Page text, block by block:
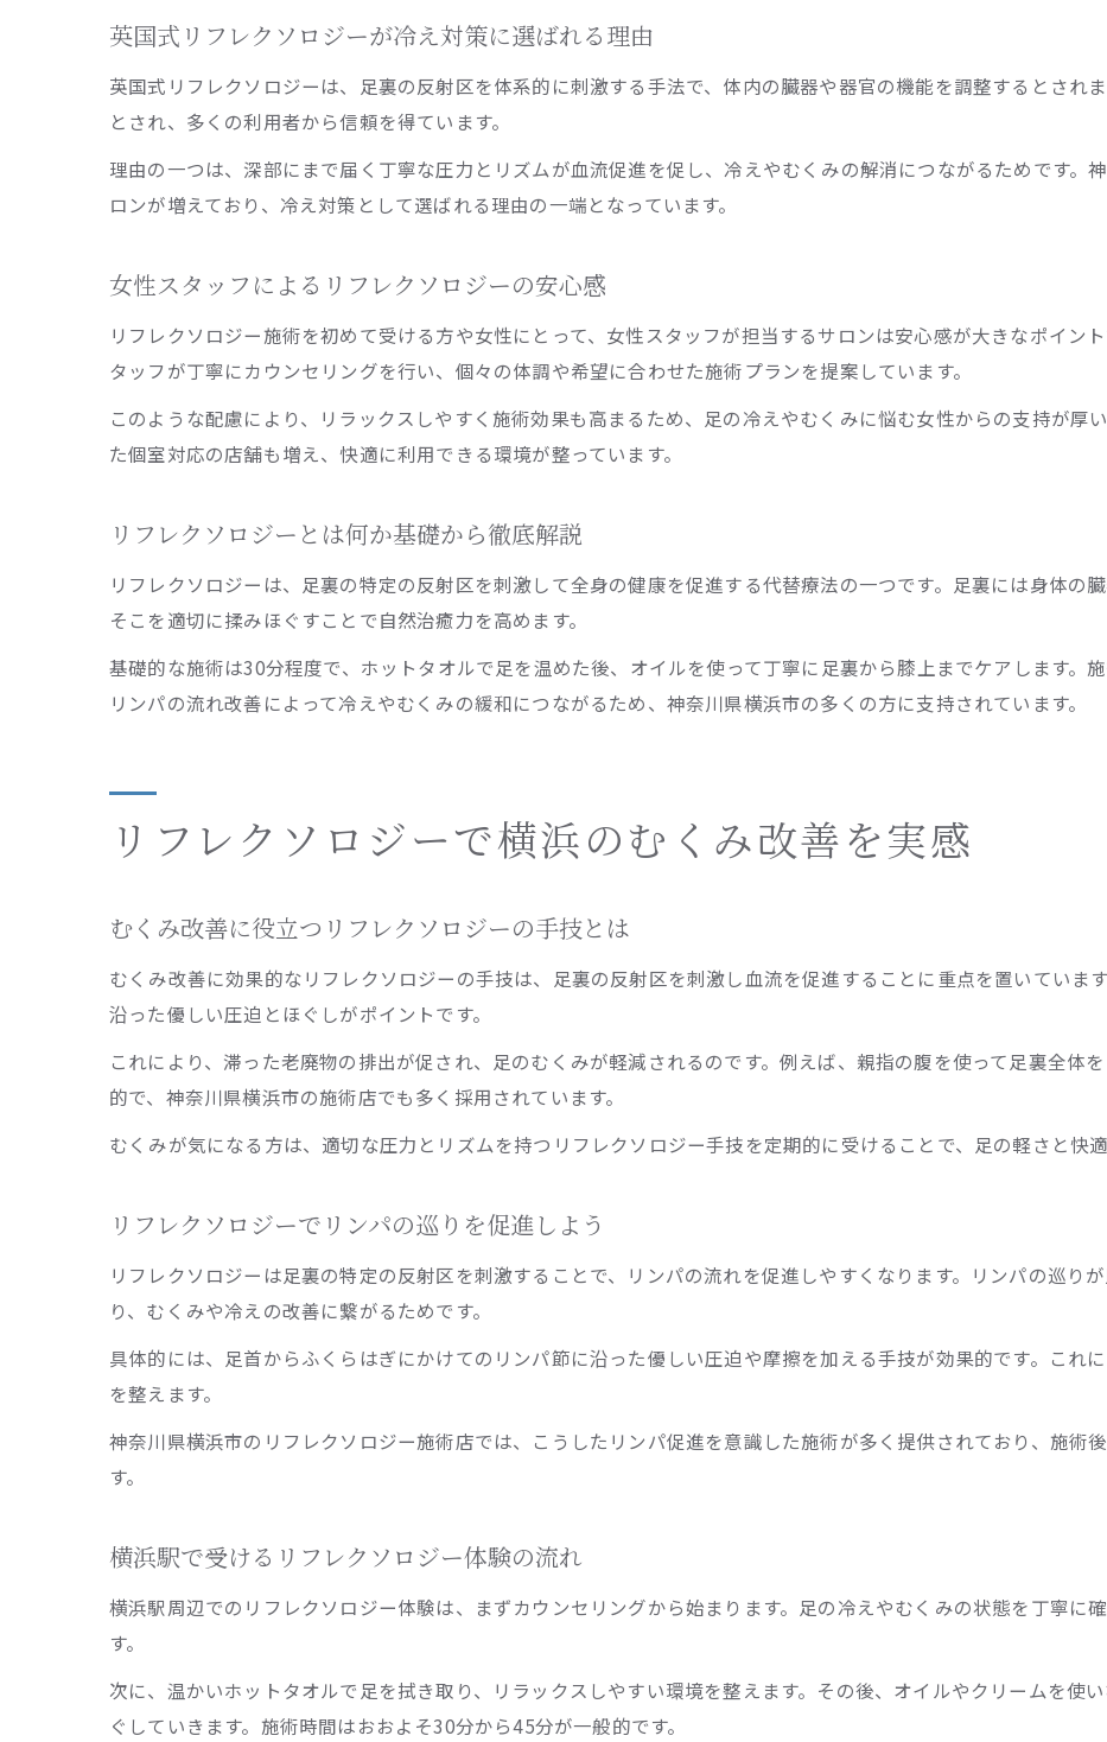
リフレクソロジーとマッサージの違いを知る
横浜駅で人気のリフレクソロジーの施術内容
もみほぐしとリフレクソロジーの違いを徹底比較
リフレクソロジーが女性に人気の理由を解説
英国式リフレクソロジーと他施術の特徴比較
自分に合ったリフレクソロジー施術の見極め方
初めてでも安心なリフレクソロジー体験ガイド
リフレクソロジー初体験でも安心のポイント
横浜駅でリフレクソロジーを受ける際の流れ
リフレクソロジーの効果を高める事前準備
英国式リフレクソロジーが冷え対策に選ばれる理由
英国式リフレクソロジーは、足裏の反射区を体系的に刺激する手法で、体内の臓器や器官の機能を調整するとされ
とされ、多くの利用者から信頼を得ています。
理由の一つは、深部にまで届く丁寧な圧力とリズムが血流促進を促し、冷えやむくみの解消につながるためです。
ロンが増えており、冷え対策として選ばれる理由の一端となっています。
女性スタッフによるリフレクソロジーの安心感
リフレクソロジー施術を初めて受ける方や女性にとって、女性スタッフが担当するサロンは安心感が大きなポイン
タッフが丁寧にカウンセリングを行い、個々の体調や希望に合わせた施術プランを提案しています。
このような配慮により、リラックスしやすく施術効果も高まるため、足の冷えやむくみに悩む女性からの支持が厚
た個室対応の店舗も増え、快適に利用できる環境が整っています。
リフレクソロジーとは何か基礎から徹底解説
リフレクソロジーは、足裏の特定の反射区を刺激して全身の健康を促進する代替療法の一つです。足裏には身体の
そこを適切に揉みほぐすことで自然治癒力を高めます。
基礎的な施術は30分程度で、ホットタオルで足を温めた後、オイルを使って丁寧に足裏から膝上までケアします。
リンパの流れ改善によって冷えやむくみの緩和につながるため、神奈川県横浜市の多くの方に支持されています。
リフレクソロジーで横浜のむくみ改善を実感
むくみ改善に役立つリフレクソロジーの手技とは
むくみ改善に効果的なリフレクソロジーの手技は、足裏の反射区を刺激し血流を促進することに重点を置いていま
沿った優しい圧迫とほぐしがポイントです。
これにより、滞った老廃物の排出が促され、足のむくみが軽減されるのです。例えば、親指の腹を使って足裏全体
的で、神奈川県横浜市の施術店でも多く採用されています。
むくみが気になる方は、適切な圧力とリズムを持つリフレクソロジー手技を定期的に受けることで、足の軽さと快
リフレクソロジーでリンパの巡りを促進しよう
リフレクソロジーは足裏の特定の反射区を刺激することで、リンパの流れを促進しやすくなります。リンパの巡り
り、むくみや冷えの改善に繋がるためです。
具体的には、足首からふくらはぎにかけてのリンパ節に沿った優しい圧迫や摩擦を加える手技が効果的です。これ
を整えます。
神奈川県横浜市のリフレクソロジー施術店では、こうしたリンパ促進を意識した施術が多く提供されており、施術
す。
横浜駅で受けるリフレクソロジー体験の流れ
横浜駅周辺でのリフレクソロジー体験は、まずカウンセリングから始まります。足の冷えやむくみの状態を丁寧に
す。
次に、温かいホットタオルで足を拭き取り、リラックスしやすい環境を整えます。その後、オイルやクリームを使
ぐしていきます。施術時間はおおよそ30分から45分が一般的です。